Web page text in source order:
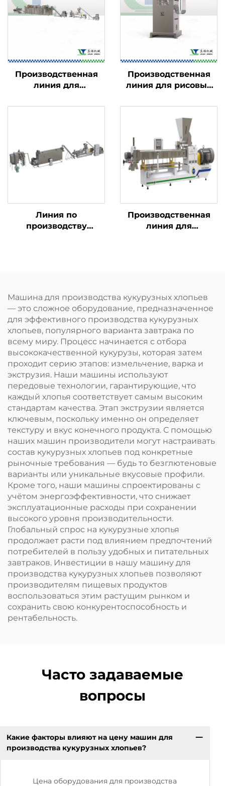
Производственная
линия для
и начинённых
Производственная
линия для рисовых
Линия по
производству
Производственная
линия для
Машина для производства кукурузных хлопьев
— это сложное оборудование, предназначенное
для эффективного производства кукурузных
хлопьев, популярного варианта завтрака по
всему миру. Процесс начинается с отбора
высококачественной кукурузы, которая затем
проходит серию этапов: измельчение, варка и
экструзия. Наши машины используют
передовые технологии, гарантирующие, что
каждый хлопья соответствует самым высоким
стандартам качества. Этап экструзии является
ключевым, поскольку именно он определяет
текстуру и вкус конечного продукта. С помощью
наших машин производители могут настраивать
состав кукурузных хлопьев под конкретные
рыночные требования — будь то безглютеновые
варианты или уникальные вкусовые профили.
Кроме того, наши машины спроектированы с
учётом энергоэффективности, что снижает
эксплуатационные расходы при сохранении
высокого уровня производительности.
Глобальный спрос на кукурузные хлопья
продолжает расти под влиянием предпочтений
потребителей в пользу удобных и питательных
завтраков. Инвестиции в нашу машину для
производства кукурузных хлопьев позволяют
производителям пищевых продуктов
воспользоваться этим растущим рынком и
сохранить свою конкурентоспособность и
рентабельность.
Часто задаваемые
вопросы
Какие факторы влияют на цену машин для
производства кукурузных хлопьев?
Цена оборудования для производства